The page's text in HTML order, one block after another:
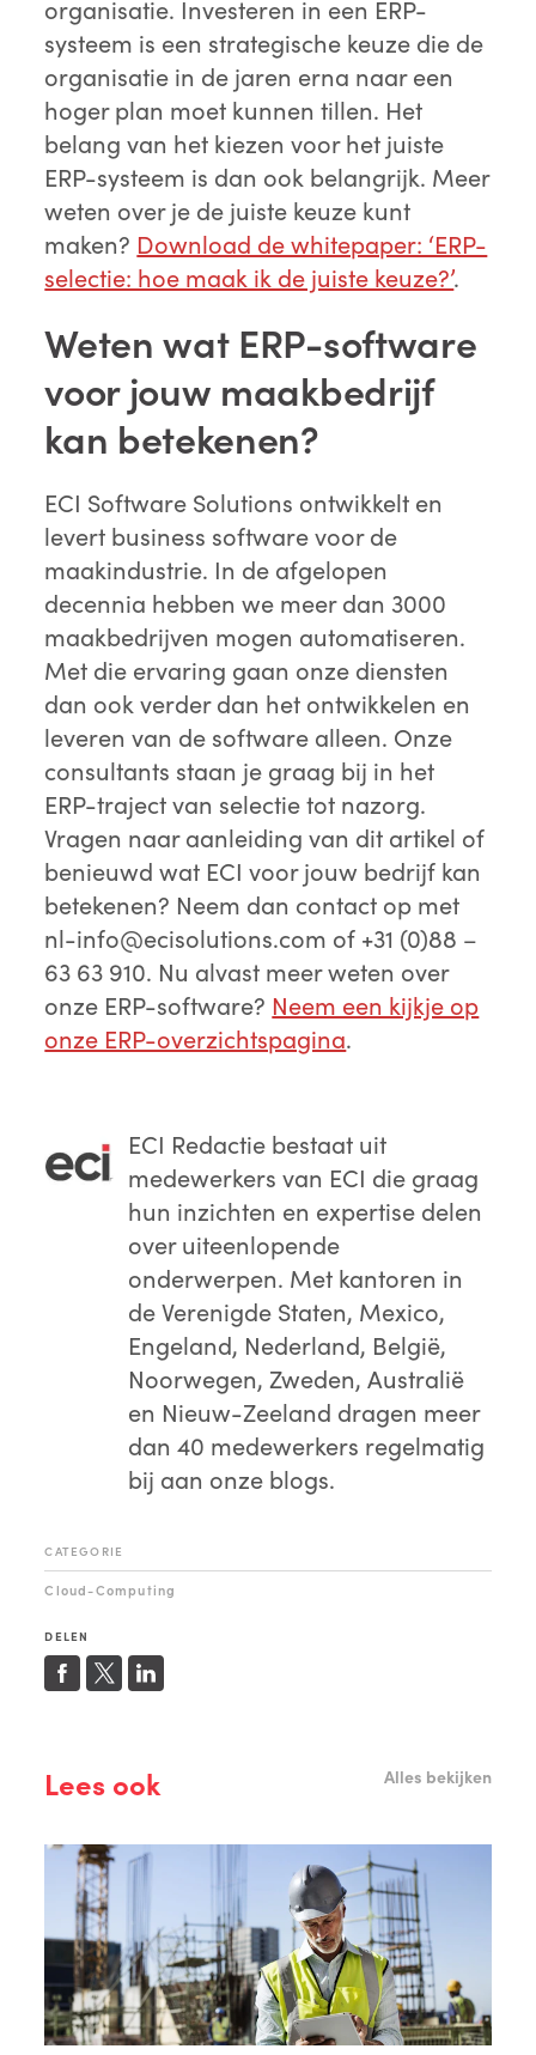
organisatie. Investeren in een ERP-
systeem is een strategische keuze die de
organisatie in de jaren erna naar een
hoger plan moet kunnen tillen. Het
belang van het kiezen voor het juiste
ERP-systeem is dan ook belangrijk. Meer
weten over je de juiste keuze kunt
maken? Download de whitepaper: ‘ERP-
selectie: hoe maak ik de juiste keuze?’.
Weten wat ERP-software
voor jouw maakbedrijf
kan betekenen?
ECI Software Solutions ontwikkelt en
levert business software voor de
maakindustrie. In de afgelopen
decennia hebben we meer dan 3000
maakbedrijven mogen automatiseren.
Met die ervaring gaan onze diensten
dan ook verder dan het ontwikkelen en
leveren van de software alleen. Onze
consultants staan je graag bij in het
ERP-traject van selectie tot nazorg.
Vragen naar aanleiding van dit artikel of
benieuwd wat ECI voor jouw bedrijf kan
betekenen? Neem dan contact op met
nl-info@ecisolutions.com of +31 (0)88 –
63 63 910. Nu alvast meer weten over
onze ERP-software? Neem een kijkje op
onze ERP-overzichtspagina.
ECI Redactie bestaat uit
medewerkers van ECI die graag
hun inzichten en expertise delen
over uiteenlopende
onderwerpen. Met kantoren in
de Verenigde Staten, Mexico,
Engeland, Nederland, België,
Noorwegen, Zweden, Australië
en Nieuw-Zeeland dragen meer
dan 40 medewerkers regelmatig
bij aan onze blogs.
CATEGORIE
Cloud-Computing
DELEN
Lees ook Alles bekijken